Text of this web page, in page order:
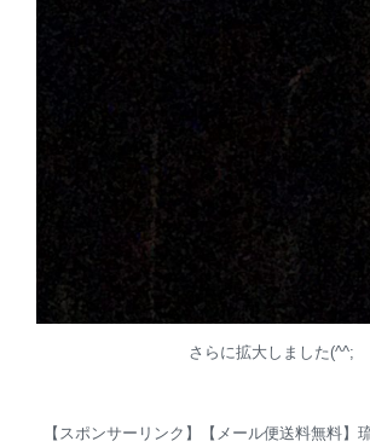
さらに拡大しました(^^;
【スポンサーリンク】【メール便送料無料】